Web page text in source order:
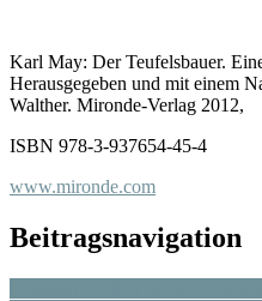
Karl May: Der Teufelsbauer.
Herausgegeben und mit einem
Walther. Mironde-Verlag 2012,
ISBN 978-3-937654-45-4
www.mironde.com
Beitragsnavigation